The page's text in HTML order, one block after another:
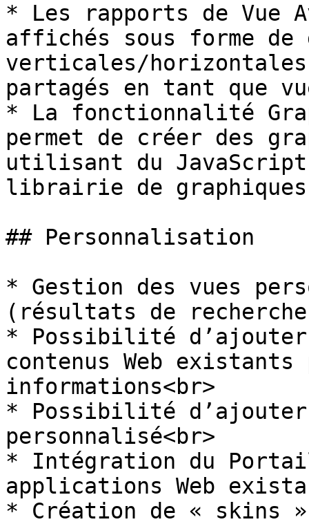
* Les rapports de Vue
affichés sous forme de
verticales/
partagés en tant que
* La fonctionnalité
permet de créer des
utilisant du
librairie de graphiques
## Personnalisation
* Gestion des vues
(résultats de
* Possibilité
contenus Web
informations<br>
* Possibilité d’ajouter
personnalisé<br>
* Intégration du
applications Web
* Création de « skins